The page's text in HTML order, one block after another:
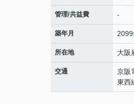
管理/共益費 -
築年月 2099
所在地 大阪
交通 京阪
東西